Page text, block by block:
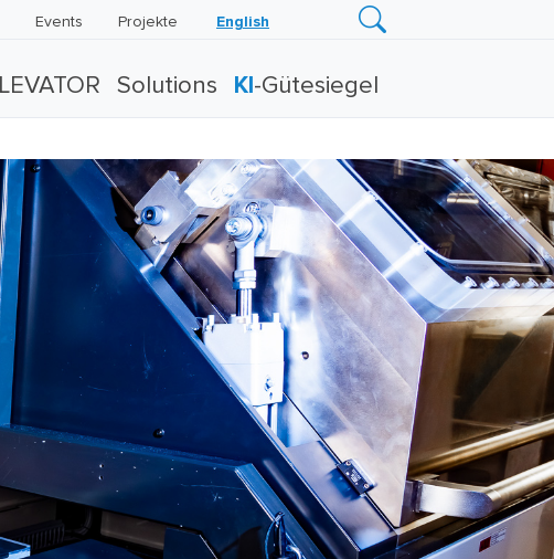
Events Projekte English
LEVATOR Solutions KI -Gütesiegel